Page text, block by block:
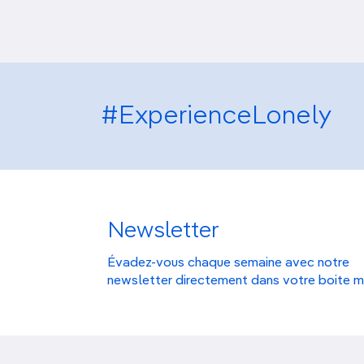
#ExperienceLonely
Newsletter
Évadez-vous chaque semaine avec notre
newsletter directement dans votre boite